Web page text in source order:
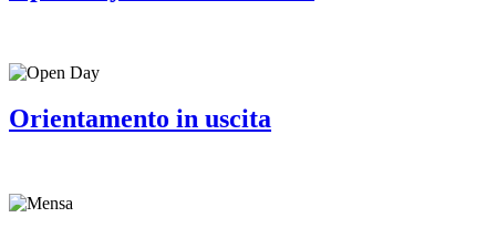
Orientamento in uscita